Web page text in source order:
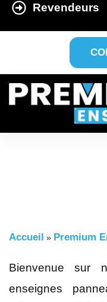
Revendeurs
Accueil » Premium
Bienvenue sur
enseignes